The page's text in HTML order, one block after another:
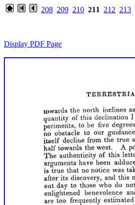
208 209 210 211 212 213
Display PDF Page